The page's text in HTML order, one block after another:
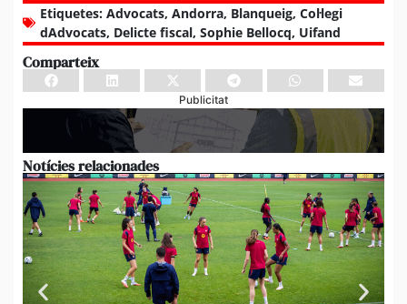
Etiquetes: Advocats, Andorra, Blanqueig, Col·legi
dAdvocats, Delicte fiscal, Sophie Bellocq, Uifand
Comparteix
Publicitat
Notícies relacionades